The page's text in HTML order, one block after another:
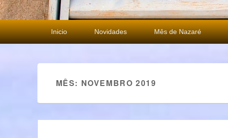
Menu
principal
Inicio Novidades Mês de Nazaré
MÊS: NOVEMBRO 2019